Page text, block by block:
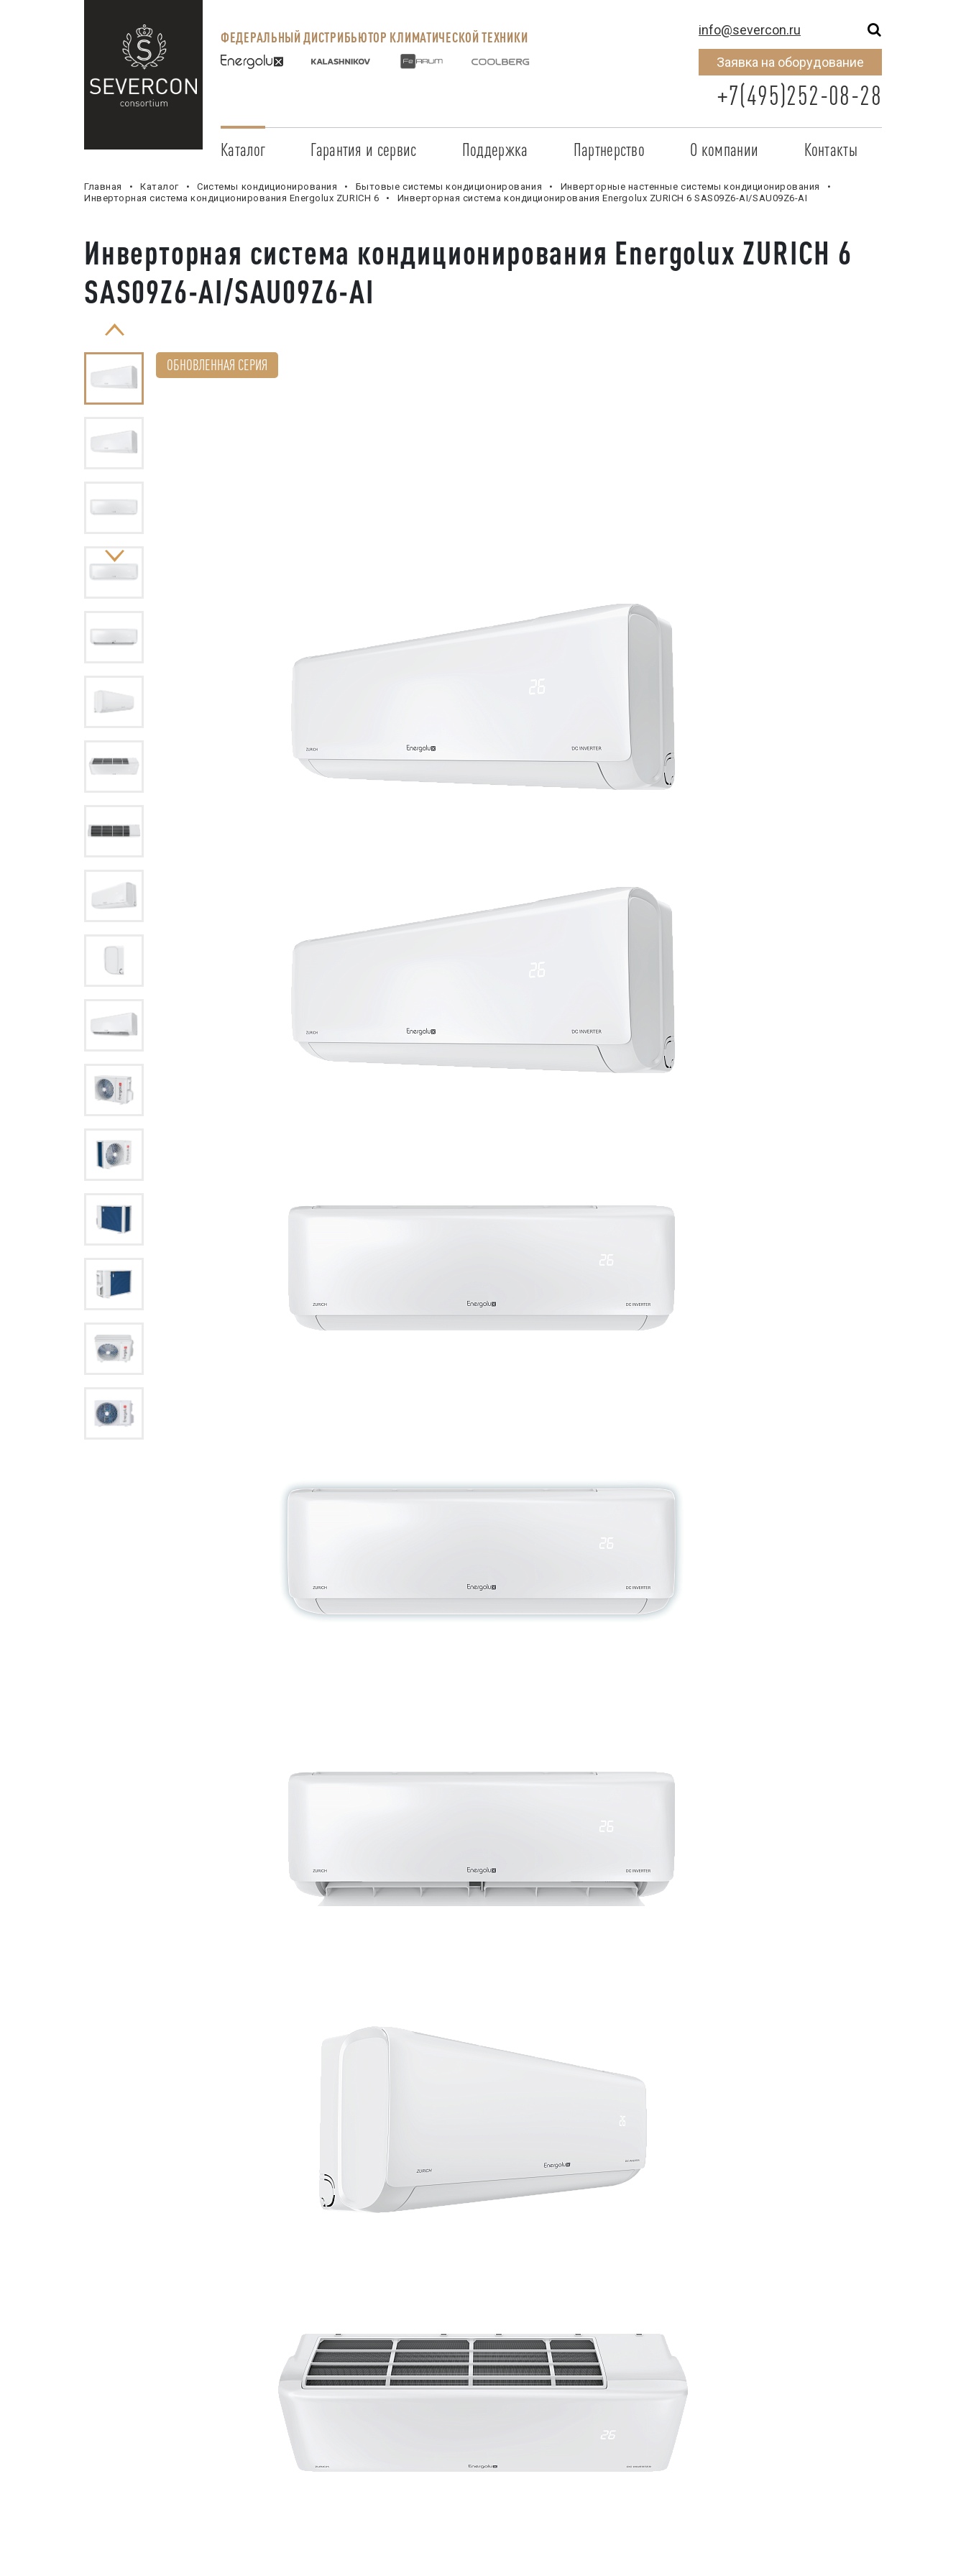
ФЕДЕРАЛЬНЫЙ ДИСТРИБЬЮТОР КЛИМАТИЧЕСКОЙ ТЕХНИКИ info@severcon.ru
Заявка на оборудование
+7(495)252-08-28
Каталог Гарантия и сервис
Сервисные центры
Прайс-лист на услуги
Заказ запчастей
Поддержка
Регистрация объекта
Документация
Партнерство
Стать партнером
Наши партнеры
О компании
SEVERCON
Новости
Контакты
Главная Каталог Системы кондиционирования Бытовые системы кондиционирования
Инверторные настенные системы кондиционирования
Инверторная система кондиционирования Energolux ZURICH 6
Инверторная система кондиционирования Energolux ZURICH 6 SAS09Z6-AI/SAU09Z6-AI
Инверторная система кондиционирования Energolux ZURICH 6
SAS09Z6-AI/SAU09Z6-AI
ОБНОВЛЕННАЯ СЕРИЯ